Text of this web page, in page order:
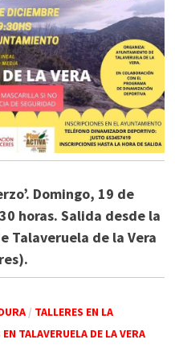
Domingo, 19 de
horas. Salida desde la
Talaveruela de la Vera
/ TALLERES EN LA
EN TALAVERUELA DE LA VERA